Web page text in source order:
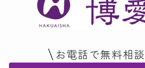
お電話で無料相